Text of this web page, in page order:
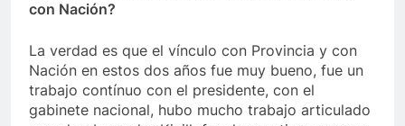
con Nación?
La verdad es que el vínculo con Provincia y con
Nación en estos dos años fue muy bueno, fue un
trabajo contínuo con el presidente, con el
gabinete nacional, hubo mucho trabajo articulado